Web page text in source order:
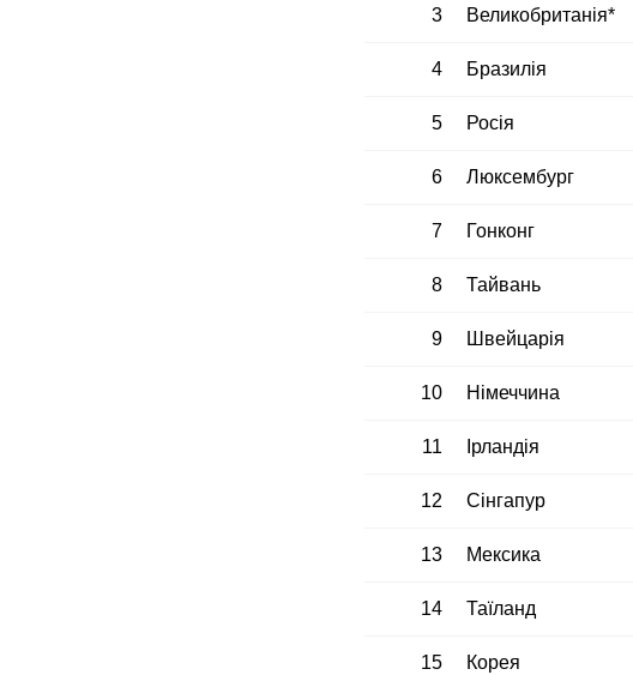
3 Великобританія*
4 Бразилія
5 Росія
6 Люксембург
7 Гонконг
8 Тайвань
9 Швейцарія
10 Німеччина
11 Ірландія
12 Сінгапур
13 Мексика
14 Таїланд
15 Корея